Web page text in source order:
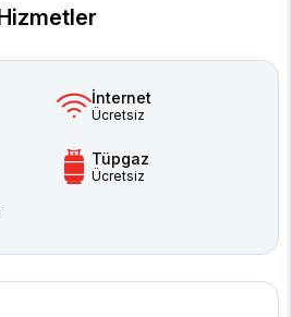
İnternet
Ücretsiz
Tüpgaz
Ücretsiz